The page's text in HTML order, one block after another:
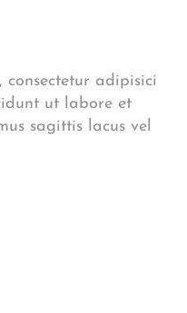
adipisici
ut labore et
sagittis lacus vel